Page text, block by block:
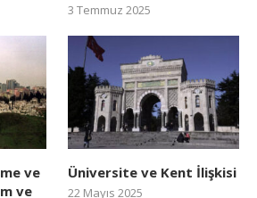
3 Temmuz 2025
ve
ve
Üniversite ve Kent İlişkisi
22 Mayıs 2025